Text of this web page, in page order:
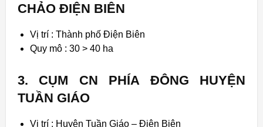
CHẢO ĐIỆN BIÊN
Vị trí : Thành phố Điện Biên
Quy mô : 30 > 40 ha
3. CỤM CN PHÍA ĐÔNG HUYỆN
TUẦN GIÁO
Vị trí : Huyện Tuần Giáo – Điện Biên